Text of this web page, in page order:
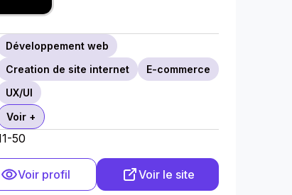
Développement web
Creation de site internet
E-commerce
UX/UI
Voir +
50
Voir profil Voir le site